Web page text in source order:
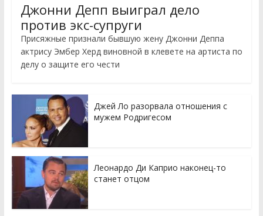
Джонни Депп выиграл дело
против экс-супруги
Присяжные признали бывшую жену Джонни Деппа
актрису Эмбер Херд виновной в клевете на артиста по
делу о защите его чести
Джей Ло разорвала отношения с
мужем Родригесом
Леонардо Ди Каприо наконец-то
станет отцом